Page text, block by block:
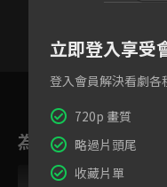
2
為您推薦
立即登入享受
登入會員解決看劇各
720p 畫質
略過片頭尾
收藏片單